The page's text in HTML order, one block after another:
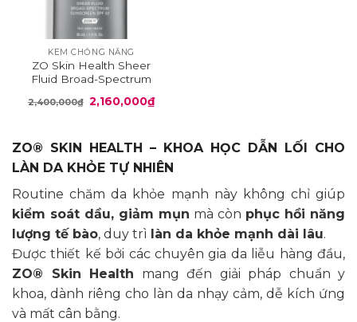
KEM CHỐNG NẮNG
ZO Skin Health Sheer
Fluid Broad-Spectrum
2,400,000₫ Giá
gốc
2,160,000₫Giá
hiện
2,160,000₫.
ZO® SKIN HEALTH – KHOA HỌC DẪN LỐI CHO
LÀN DA KHỎE TỰ NHIÊN
Routine chăm da khỏe mạnh này không chỉ giúp
kiểm soát dầu, giảm mụn mà còn phục hồi năng
lượng tế bào, duy trì làn da khỏe mạnh dài lâu.
Được thiết kế bởi các chuyên gia da liễu hàng đầu,
ZO® Skin Health mang đến giải pháp chuẩn y
khoa, dành riêng cho làn da nhạy cảm, dễ kích ứng
và mất cân bằng.